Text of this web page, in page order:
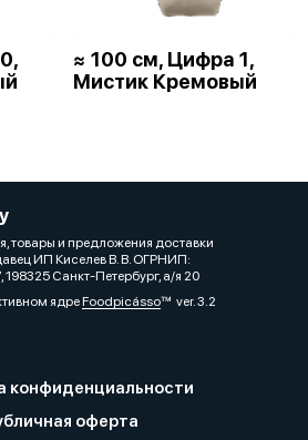
≈ 100 см, Цифра 1,
Мистик Кремовый
товары и предложения доставки
ИП Киселев В. В. ОГРНИП:
Санкт-Петербург, а/я 20
ядреFoodpicássover. 3.2
конфиденциальности
оферта